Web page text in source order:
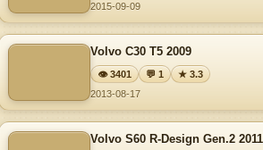
2015-09-09
Volvo C30 T5 2009
👁 3401 💬 1
★ 3.3
2013-08-17
Volvo S60 R-Design Gen.2 2011